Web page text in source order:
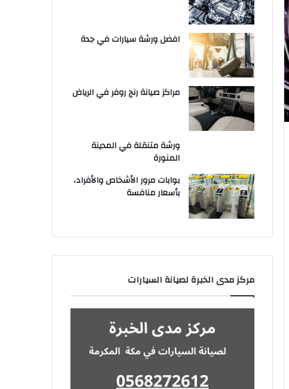
افضل ورشة سيارات في جدة
مراكز صيانة رنج روفر في الرياض
ورشة متنقلة في المدينة
المنورة
بوابات مرور الأشخاص والأفراد،
بأسعار منافسة
مركز مدى الخبرة لصيانة السيارات